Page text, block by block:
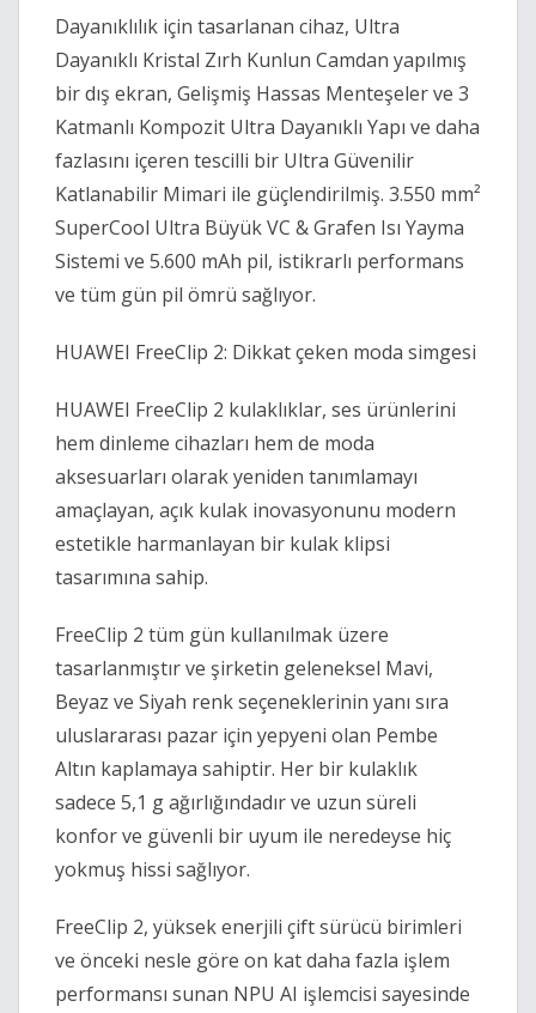
Dayanıklılık için tasarlanan cihaz, Ultra
Dayanıklı Kristal Zırh Kunlun Camdan yapılmış
bir dış ekran, Gelişmiş Hassas Menteşeler ve 3
Katmanlı Kompozit Ultra Dayanıklı Yapı ve daha
fazlasını içeren tescilli bir Ultra Güvenilir
Katlanabilir Mimari ile güçlendirilmiş. 3.550 mm²
SuperCool Ultra Büyük VC & Grafen Isı Yayma
Sistemi ve 5.600 mAh pil, istikrarlı performans
ve tüm gün pil ömrü sağlıyor.
HUAWEI FreeClip 2: Dikkat çeken moda simgesi
HUAWEI FreeClip 2 kulaklıklar, ses ürünlerini
hem dinleme cihazları hem de moda
aksesuarları olarak yeniden tanımlamayı
amaçlayan, açık kulak inovasyonunu modern
estetikle harmanlayan bir kulak klipsi
tasarımına sahip.
FreeClip 2 tüm gün kullanılmak üzere
tasarlanmıştır ve şirketin geleneksel Mavi,
Beyaz ve Siyah renk seçeneklerinin yanı sıra
uluslararası pazar için yepyeni olan Pembe
Altın kaplamaya sahiptir. Her bir kulaklık
sadece 5,1 g ağırlığındadır ve uzun süreli
konfor ve güvenli bir uyum ile neredeyse hiç
yokmuş hissi sağlıyor.
FreeClip 2, yüksek enerjili çift sürücü birimleri
ve önceki nesle göre on kat daha fazla işlem
performansı sunan NPU AI işlemcisi sayesinde